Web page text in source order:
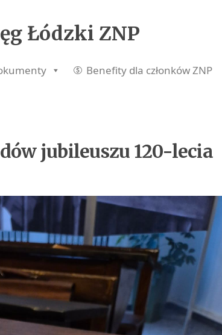
Łódzki ZNP
Benefity dla członków ZNP
jubileuszu 120-lecia